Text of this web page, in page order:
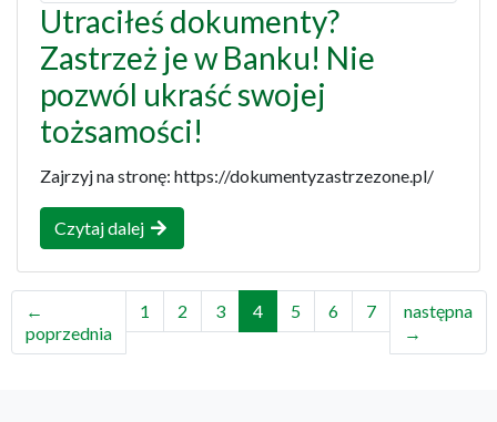
Utraciłeś dokumenty?
Zastrzeż je w Banku! Nie
pozwól ukraść swojej
tożsamości!
Zajrzyj na stronę: https://dokumentyzastrzezone.pl/
Czytaj dalej
←
poprzednia
1 2 3 4 5 6 7
następna
→